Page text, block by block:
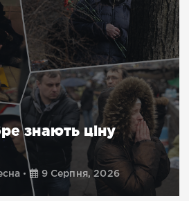
атакують
в Херсоні (фото)
9 Серпня, 2026